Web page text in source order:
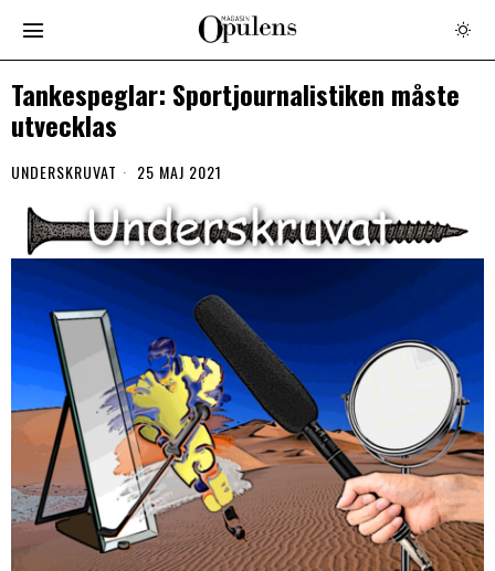
Tankespeglar: Sportjournalistiken måste
utvecklas
UNDERSKRUVAT 25 MAJ 2021